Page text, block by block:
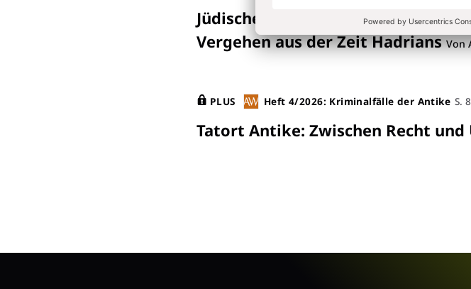
Jüdischer Widerstand - Römische
Vergehen aus der Zeit Hadrians Von
PLUS Heft 4/2026: Kriminalfälle der Antike S.
Tatort Antike: Zwischen Recht